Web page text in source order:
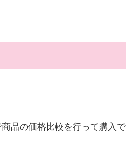
品の価格比較を行って購入で